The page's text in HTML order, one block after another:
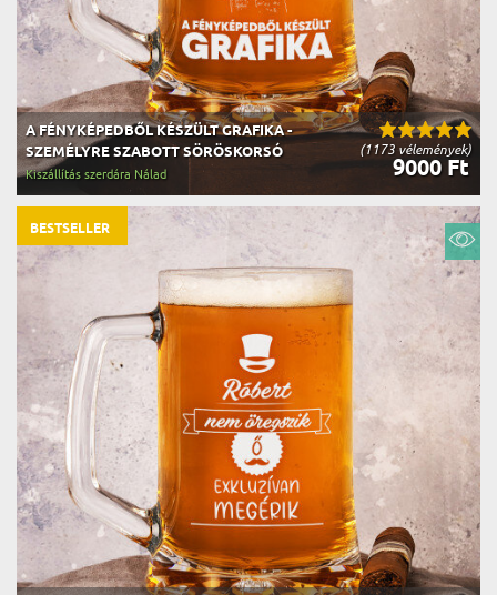
(1173 vélemények)
A FÉNYKÉPEDBŐL KÉSZÜLT GRAFIKA -
SZEMÉLYRE SZABOTT SÖRÖSKORSÓ
9000 Ft
Kiszállítás szerdára Nálad
BESTSELLER